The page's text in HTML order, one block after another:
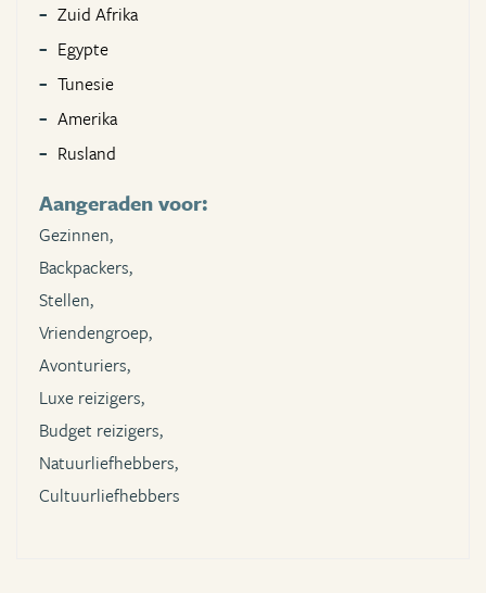
Zuid Afrika
Egypte
Tunesie
Amerika
Rusland
Aangeraden voor:
Gezinnen,
Backpackers,
Stellen,
Vriendengroep,
Avonturiers,
Luxe reizigers,
Budget reizigers,
Natuurliefhebbers,
Cultuurliefhebbers